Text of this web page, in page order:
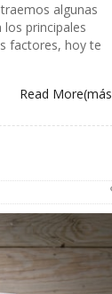
algunas
principales
factores, hoy te
Read More